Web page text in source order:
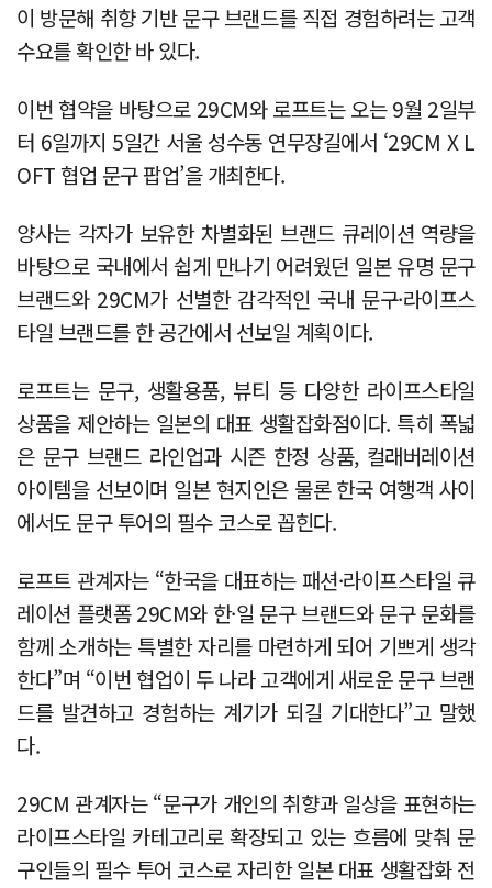
이 방문해 취향 기반 문구 브랜드를 직접 경험하려는 고객
수요를 확인한 바 있다.
이번 협약을 바탕으로 29CM와 로프트는 오는 9월 2일부
터 6일까지 5일간 서울 성수동 연무장길에서 ‘29CM X L
OFT 협업 문구 팝업’을 개최한다.
양사는 각자가 보유한 차별화된 브랜드 큐레이션 역량을
바탕으로 국내에서 쉽게 만나기 어려웠던 일본 유명 문구
브랜드와 29CM가 선별한 감각적인 국내 문구·라이프스
타일 브랜드를 한 공간에서 선보일 계획이다.
로프트는 문구, 생활용품, 뷰티 등 다양한 라이프스타일
상품을 제안하는 일본의 대표 생활잡화점이다. 특히 폭넓
은 문구 브랜드 라인업과 시즌 한정 상품, 컬래버레이션
아이템을 선보이며 일본 현지인은 물론 한국 여행객 사이
에서도 문구 투어의 필수 코스로 꼽힌다.
로프트 관계자는 “한국을 대표하는 패션·라이프스타일 큐
레이션 플랫폼 29CM와 한·일 문구 브랜드와 문구 문화를
함께 소개하는 특별한 자리를 마련하게 되어 기쁘게 생각
한다”며 “이번 협업이 두 나라 고객에게 새로운 문구 브랜
드를 발견하고 경험하는 계기가 되길 기대한다”고 말했
다.
29CM 관계자는 “문구가 개인의 취향과 일상을 표현하는
라이프스타일 카테고리로 확장되고 있는 흐름에 맞춰 문
구인들의 필수 투어 코스로 자리한 일본 대표 생활잡화 전